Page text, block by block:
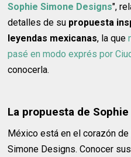
Sophie Simone Designs",
detalles de su propuesta
leyendas mexicanas, la que
pasé en modo exprés por
conocerla.
La propuesta de
México está en el corazón
Simone Designs. Conocer